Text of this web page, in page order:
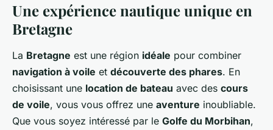
Une expérience nautique unique en
Bretagne
La Bretagne est une région idéale pour combiner
navigation à voile et découverte des phares. En
choisissant une location de bateau avec des cours
de voile, vous vous offrez une aventure inoubliable.
Que vous soyez intéressé par le Golfe du Morbihan,